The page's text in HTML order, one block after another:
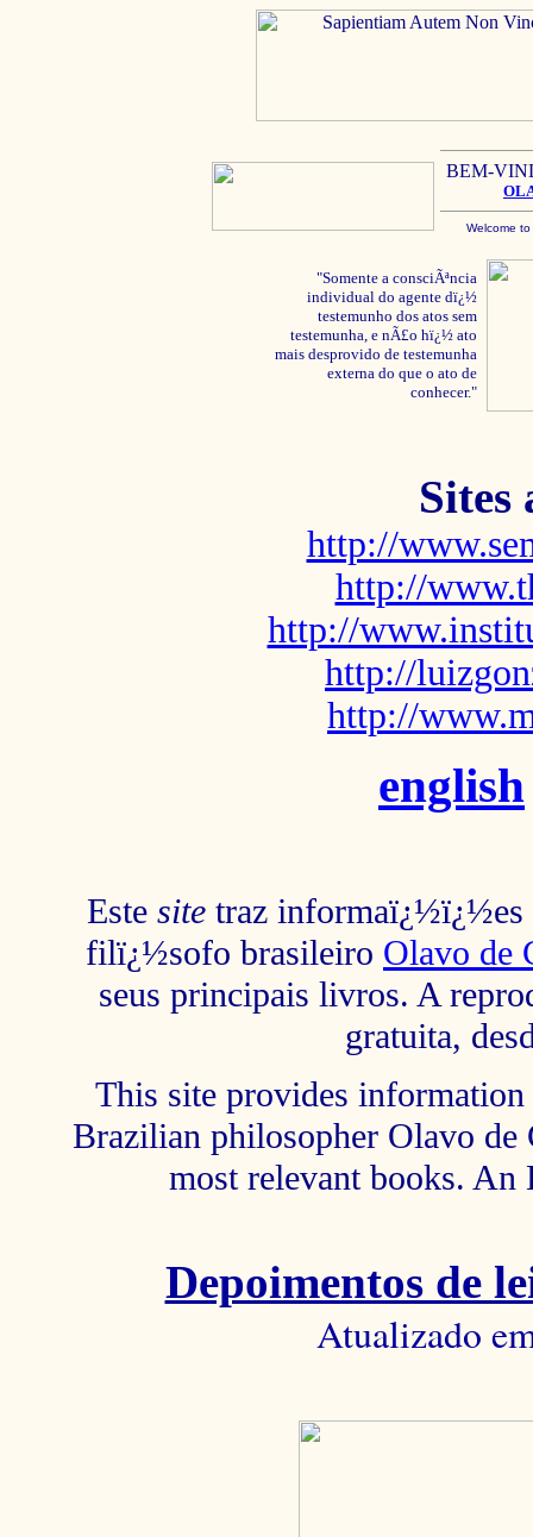
BEM-
Welcome
"Somente a consciÃªncia
individual do agente dï¿½
testemunho dos atos sem
testemunha, e nÃ£o hï¿½ ato
mais desprovido de testemunha
externa do que o ato de
conhecer."
Sites
http://
http://
http://
http://
http://
english
Este site traz informaï¿½ï¿½es
filï¿½sofo brasileiro Olavo de
seus principais livros. A
gratuita,
This site provides
Brazilian philosopher Olavo de
most relevant books.
Depoimentos de
Atualizado